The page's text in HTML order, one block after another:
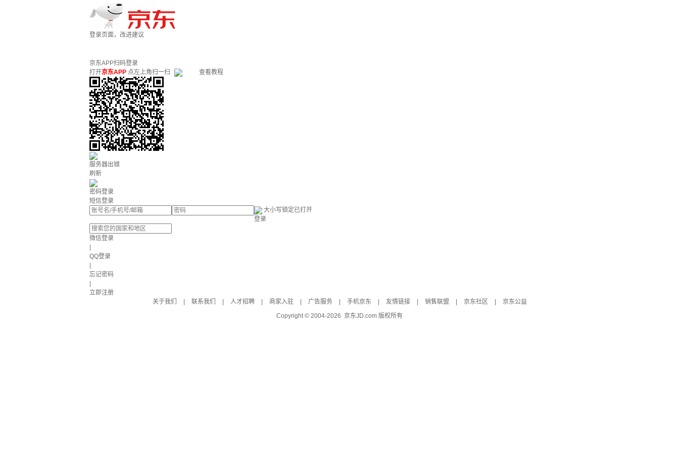
登录页面，改进建议
京东APP扫码登录
打开京东APP 点左上角扫一扫 查看教程
服务器出错
刷新
密码登录
短信登录
大小写锁定已打开
登录
微信登录
QQ登录
忘记密码
立即注册
关于我们
联系我们 人才招聘 商家入驻 广告服务 手机京东 友情链接 销售联盟 京东社区
京东公益
Copyright © 2004-2026 京东JD.com 版权所有